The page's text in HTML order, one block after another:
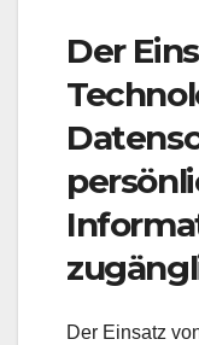
Der
Der Einsatz